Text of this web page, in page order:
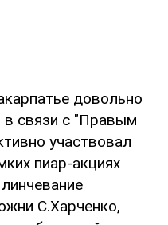
довольно
в связи с "Правым
участвовал
пиар-акциях
С.Харченко,